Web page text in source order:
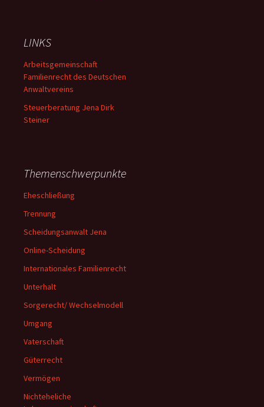
LINKS
Arbeitsgemeinschaft
Familienrecht des Deutschen
Anwaltvereins
Steuerberatung Jena Dirk
Steiner
Themenschwerpunkte
Eheschließung
Trennung
Scheidungsanwalt Jena
Online-Scheidung
Internationales Familienrecht
Unterhalt
Sorgerecht/ Wechselmodell
Umgang
Vaterschaft
Güterrecht
Vermögen
Nichteheliche